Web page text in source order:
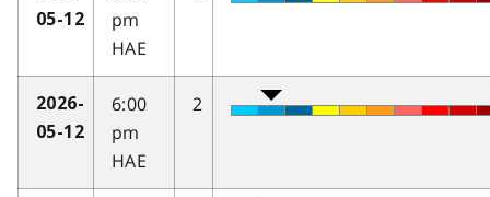
05-12
pm
HAE
2026-
05-12
6:00
pm
HAE
2